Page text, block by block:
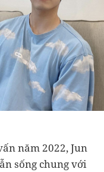
năm 2022, Jun
sống chung với